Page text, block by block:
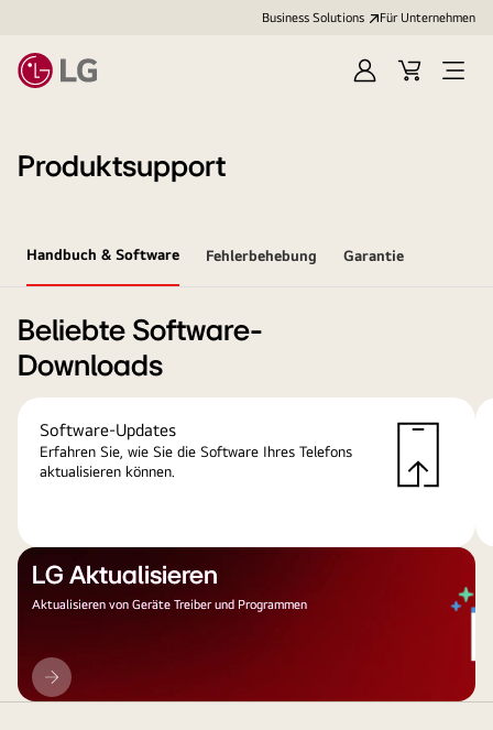
Business Solutions Für Unternehmen
Anmelden
Cart
Open
Produktsupport
Handbuch & Software Fehlerbehebung Garantie
Beliebte Software-
Downloads
Software-Updates
Erfahren Sie, wie Sie die Software Ihres Telefons
aktualisieren können.
LG Aktualisieren
Aktualisieren von Geräte Treiber und Programmen
LG
Aktualisieren